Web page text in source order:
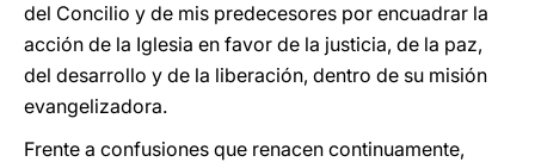
del Concilio y de mis predecesores por encuadrar la
acción de la Iglesia en favor de la justicia, de la paz,
del desarrollo y de la liberación, dentro de su misión
evangelizadora.
Frente a confusiones que renacen continuamente,